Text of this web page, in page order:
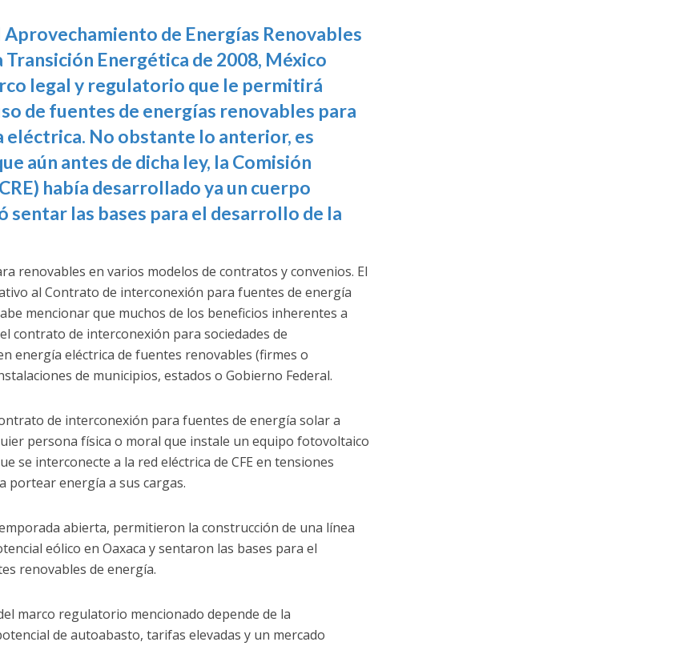
de Energías Renovables
Energética de 2008, México
legal y regulatorio que le permitirá
de fuentes de energías renovables para
eléctrica. No obstante lo anterior, es
aún antes de dicha ley, la Comisión
había desarrollado ya un cuerpo
las bases para el desarrollo de la
renovables en varios modelos de contratos y convenios. El
al Contrato de interconexión para fuentes de energía
mencionar que muchos de los beneficios inherentes a
contrato de interconexión para sociedades de
energía eléctrica de fuentes renovables (firmes o
de municipios, estados o Gobierno Federal.
de interconexión para fuentes de energía solar a
persona física o moral que instale un equipo fotovoltaico
se interconecte a la red eléctrica de CFE en tensiones
portear energía a sus cargas.
abierta, permitieron la construcción de una línea
eólico en Oaxaca y sentaron las bases para el
renovables de energía.
marco regulatorio mencionado depende de la
de autoabasto, tarifas elevadas y un mercado